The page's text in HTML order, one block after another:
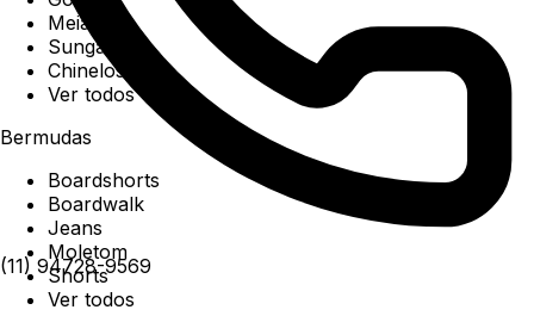
(11) 94728-9569
Meias
Sunga
Chinelos
Ver todos
Bermudas
Boardshorts
Boardwalk
Jeans
Moletom
Shorts
Ver todos